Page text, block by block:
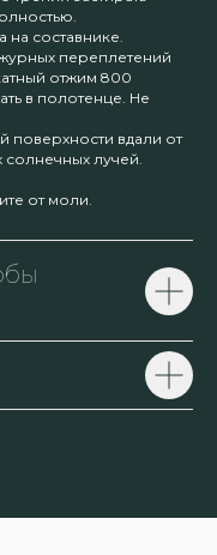
на составнике.
переплетений
отжим 800
в полотенце. Не
поверхности вдали от
лучей.
от моли.